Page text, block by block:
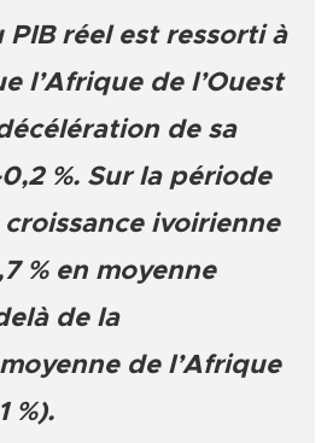
PIB réel est ressorti à
l’Afrique de l’Ouest
de sa
%. Sur la période
croissance ivoirienne
% en moyenne
de la
de l’Afrique
%).